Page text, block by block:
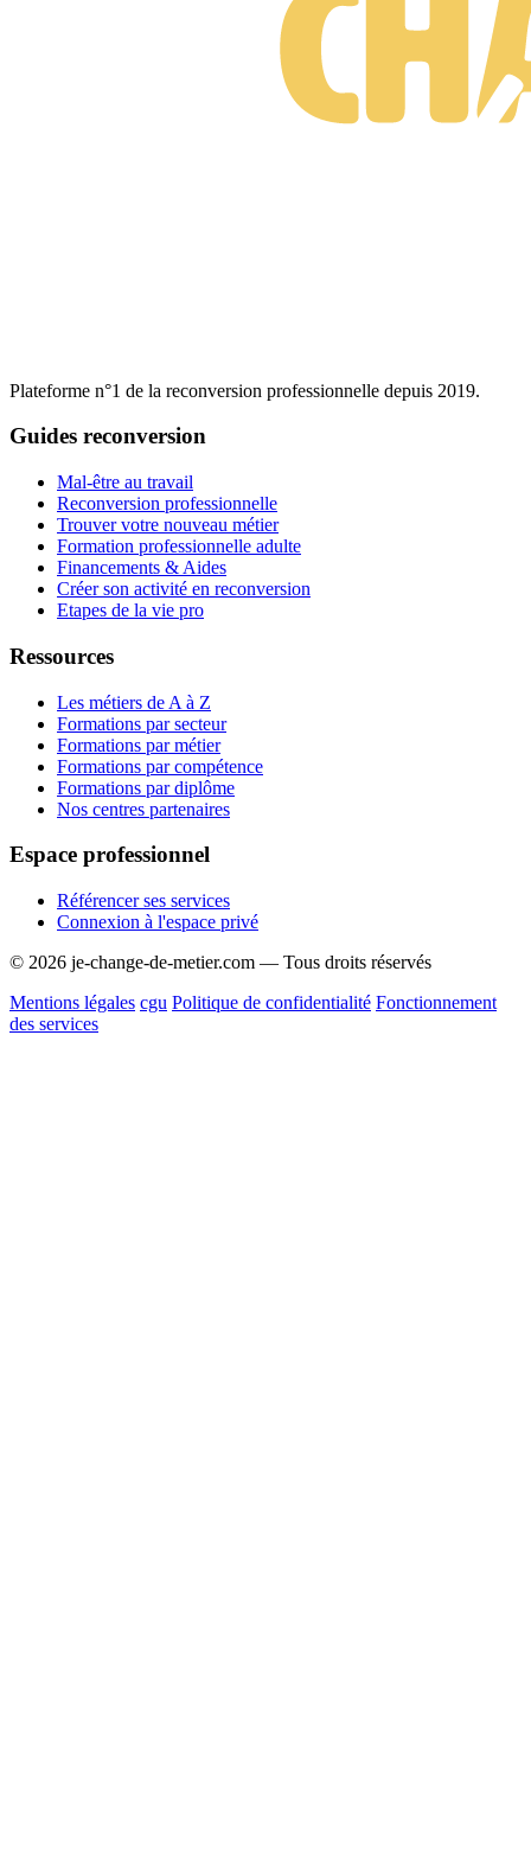
Plateforme n°1 de la reconversion professionnelle depuis 2019.
Guides reconversion
Mal-être au travail
Reconversion professionnelle
Trouver votre nouveau métier
Formation professionnelle adulte
Financements & Aides
Créer son activité en reconversion
Etapes de la vie pro
Ressources
Les métiers de A à Z
Formations par secteur
Formations par métier
Formations par compétence
Formations par diplôme
Nos centres partenaires
Espace professionnel
Référencer ses services
Connexion à l'espace privé
© 2026 je-change-de-metier.com — Tous droits réservés
Mentions légales cgu Politique de confidentialité Fonctionnement
des services